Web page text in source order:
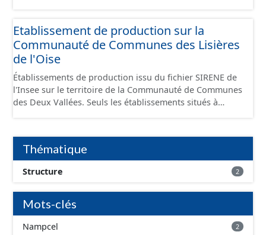
Etablissement de production sur la
Communauté de Communes des Lisières
de l'Oise
Établissements de production issu du fichier SIRENE de
l'Insee sur le territoire de la Communauté de Communes
des Deux Vallées. Seuls les établissements situés à
conformément aux prescriptions du standard CNIG Sites
Économiques. Ce lot ne contient pas la référence aux
terrains à vocation économique à ce jour. Il est filtré au-
delà des prescriptions du CNIG se limitant aux SCI.
Thématique
Structure 2
Mots-clés
Nampcel 2